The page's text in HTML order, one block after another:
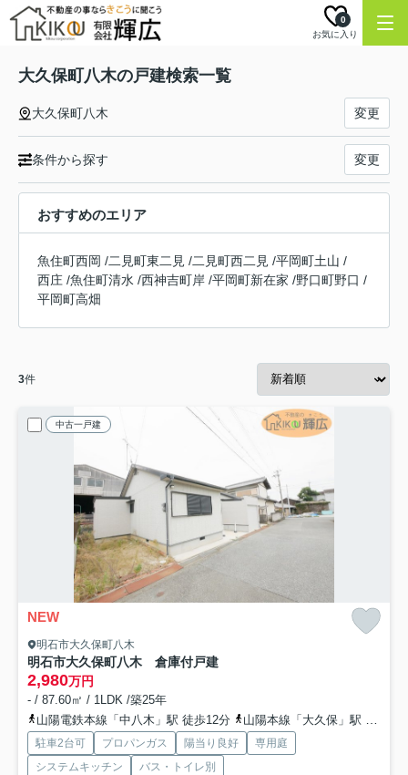
お気に入り
0
大久保町八木の戸建検索一覧
大久保町八木 変更
条件から探す 変更
おすすめのエリア
魚住町西岡 /二見町東二見 /二見町西二見 /平岡町土山 /
西庄 /魚住町清水 /西神吉町岸 /平岡町新在家 /野口町野口 /
平岡町高畑
3件
中古一戸建
NEW
明石市大久保町八木
明石市大久保町八木 倉庫付戸建
2,980万円
- / 87.60㎡ / 1LDK /築25年
山陽電鉄本線「中八木」駅 徒歩12分
山陽本線「大久保」駅 徒歩23分
駐車2台可 プロパンガス 陽当り良好
専用庭
システムキッチン
バス・トイレ別